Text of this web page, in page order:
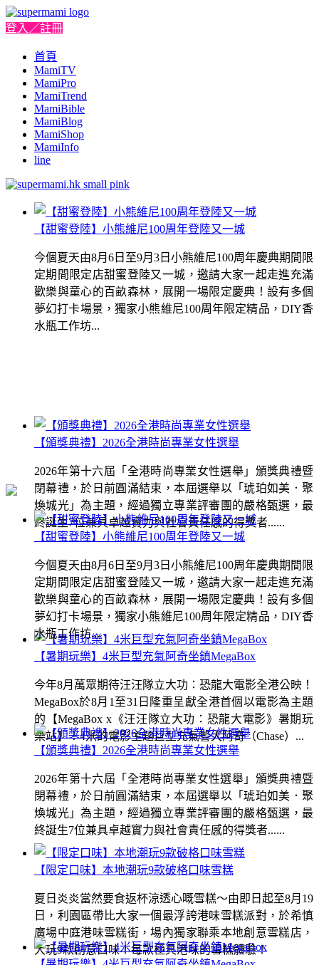
登入／註冊
首頁
MamiTV
MamiPro
MamiTrend
MamiBible
MamiBlog
MamiShop
MamiInfo
line
【甜蜜登陸】小熊維尼100周年登陸又一城
今個夏天由8月6日至9月3日小熊維尼100周年慶典期間限
定期間限定店甜蜜登陸又一城，邀請大家一起走進充滿
歡樂與童心的百畝森林，展開一場限定慶典！設有多個
夢幻打卡場景，獨家小熊維尼100周年限定精品，DIY香
水瓶工作坊...
【頒獎典禮】2026全港時尚專業女性選舉
2026年第十六屆「全港時尚專業女性選舉」頒獎典禮暨
閉幕禮，於日前圓滿結束，本屆選舉以「琥珀如美．聚
煥城光」為主題，經過獨立專業評審團的嚴格甄選，最
終誕生7位兼具卓越實力與社會責任感的得獎者......
【暑期玩樂】4米巨型充氣阿奇坐鎮MegaBox
今年8月萬眾期待汪汪隊立大功：恐龍大電影全港公映！
MegaBox於8月1至31日隆重呈獻全港首個以電影為主題
的【MegaBox x《汪汪隊立大功：恐龍大電影》暑期玩
樂站】！4米的電影主題巨型充氣警犬阿奇（Chase）...
【限定口味】本地潮玩9款破格口味雪糕
夏日炎炎當然要食返杯涼透心嘅雪糕～由即日起至8月19
日，利園區帶比大家一個最浮誇港味雪糕派對，於希慎
廣場中庭港味雪糕街，場內獨家聯乘本地創意雪糕店，
大玩9款創意口味！每款極具港味的雪糕體驗！
【甜蜜登陸】小熊維尼100周年登陸又一城
今個夏天由8月6日至9月3日小熊維尼100周年慶典期間限
定期間限定店甜蜜登陸又一城，邀請大家一起走進充滿
歡樂與童心的百畝森林，展開一場限定慶典！設有多個
夢幻打卡場景，獨家小熊維尼100周年限定精品，DIY香
水瓶工作坊...
【頒獎典禮】2026全港時尚專業女性選舉
2026年第十六屆「全港時尚專業女性選舉」頒獎典禮暨
閉幕禮，於日前圓滿結束，本屆選舉以「琥珀如美．聚
煥城光」為主題，經過獨立專業評審團的嚴格甄選，最
終誕生7位兼具卓越實力與社會責任感的得獎者......